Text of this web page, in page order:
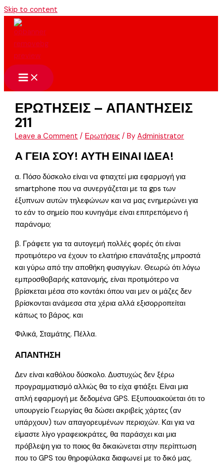
Skip to content
ΕΡΩΤΗΣΕΙΣ – ΑΠΑΝΤΗΣΕΙΣ
211
Leave a Comment / Ερωτήσεις / ByAdministrator
Α ΓΕΙΑ ΣΟΥ! ΑΥΤΗ ΕΙΝΑΙ ΙΔΕΑ!
α. Πόσο δύσκολο είναι να φτιαχτεί μια εφαρμογή για
smartphone που να συνεργάζεται με τα gps των
έξυπνων αυτών τηλεφώνων και να μας ενημερώνει για
το εάν το σημείο που κυνηγάμε είναι επιτρεπόμενο ή
παράνομο;
β. Γράφετε για τα αυτογεμή πολλές φορές ότι είναι
προτιμότερο να έχουν το ελατήριο επανάταξης μπροστά
και γύρω από την αποθήκη φυσιγγίων. Θεωρώ ότι λόγω
εμπροσθοβαρής κατανομής, είναι προτιμότερο να
βρίσκεται μέσα στο κοντάκι όπου ναι μεν οι μάζες δεν
βρίσκονται ανάμεσα στα χέρια αλλά εξισορροπείται
κάπως το βάρος. και
Φιλικά, Σταμάτης. Πέλλα.
ΑΠΑΝΤΗΣΗ
Δεν είναι καθόλου δύσκολο. Δυστυχώς δεν ξέρω
προγραμματισμό αλλιώς θα το είχα φτιάξει. Είναι μια
απλή εφαρμογή με δεδομένα GPS. Εξυπουακούεται ότι το
υπουργείο Γεωργίας θα δώσει ακριβείς χάρτες (αν
υπάρχουν) των απαγορευμένων περιοχών. Και για να
είμαστε λίγο γραφειοκράτες, θα παράσχει και μια
πρόβλεψη για το ποιος θα δικαιώνεται στην περίπτωση
που το GPS του θηροφύλακα διαφωνεί με το δικό μας.